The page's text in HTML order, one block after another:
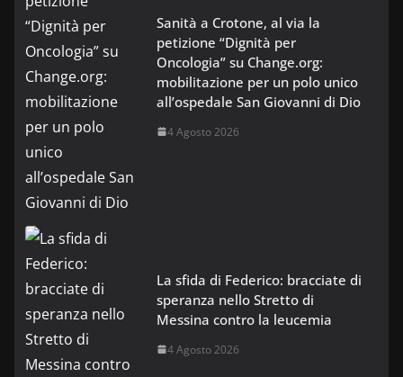
Sanità a Crotone, al via la
petizione “Dignità per
Oncologia” su Change.org:
mobilitazione per un polo unico
all’ospedale San Giovanni di Dio
4 Agosto 2026
La sfida di Federico: bracciate di
speranza nello Stretto di
Messina contro la leucemia
4 Agosto 2026